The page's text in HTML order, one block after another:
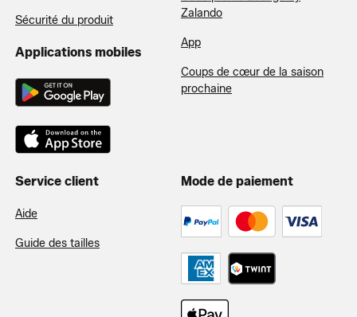
Sécurité du produit
Applications mobiles
Zalando
App
Coups de cœur de la saison
prochaine
Service client
Aide
Guide des tailles
Mode de paiement